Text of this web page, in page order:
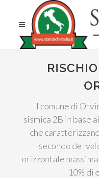
Il comune di
sismica 2B in base
che
secondo del
orizzontale
10% di